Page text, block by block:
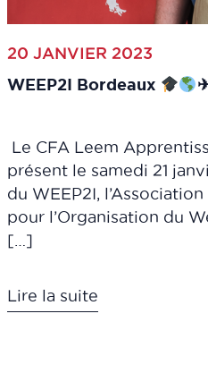
20 JANVIER 2023
WEEP2I Bordeaux
Le CFA Leem
présent le samedi 21
du WEEP2I,
pour l’Organisation du
[…]
Lire la suite